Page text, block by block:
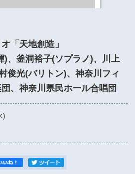
「天地創造」
)、釜洞裕子(ソプラノ)、川上
俊光(バリトン)、神奈川フィ
、神奈川県民ホール合唱団
)